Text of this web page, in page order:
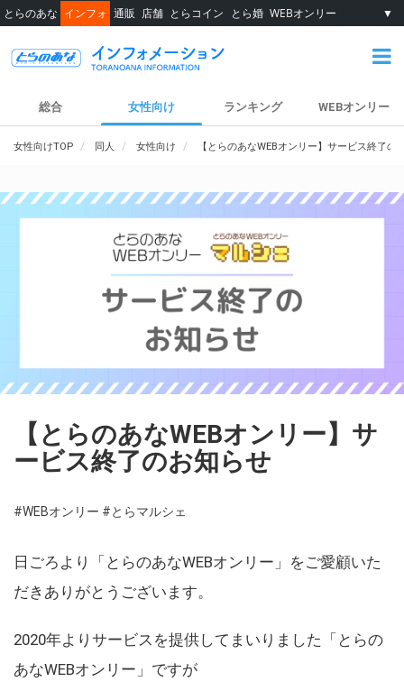
とらのあな インフォ 通販 店舗 とらコイン とら婚 WEBオンリー ▼
総合 女性向け ランキング WEBオンリー
女性向けTOP 同人 女性向け 【とらのあなWEBオンリー】サービス終了の
【とらのあなWEBオンリー】サ
ービス終了のお知らせ
#WEBオンリー #とらマルシェ
日ごろより「とらのあなWEBオンリー」をご愛顧いた
だきありがとうございます。
2020年よりサービスを提供してまいりました「とらの
あなWEBオンリー」ですが